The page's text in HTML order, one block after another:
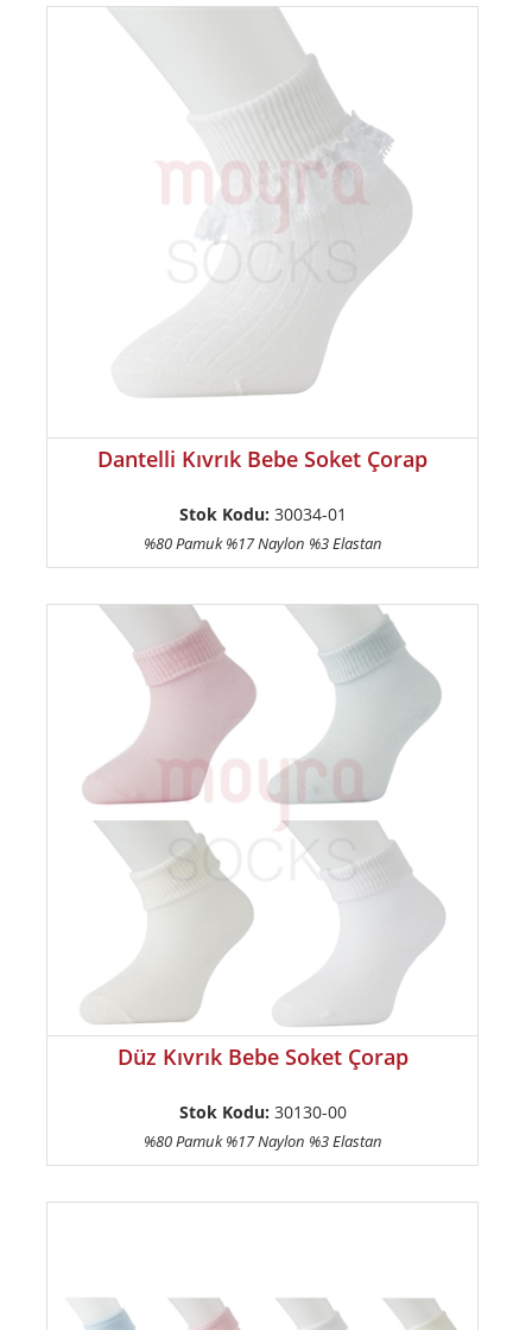
Dantelli Kıvrık Bebe Soket Çorap
Stok Kodu: 30034-01
%80 Pamuk %17 Naylon %3 Elastan
Düz Kıvrık Bebe Soket Çorap
Stok Kodu: 30130-00
%80 Pamuk %17 Naylon %3 Elastan